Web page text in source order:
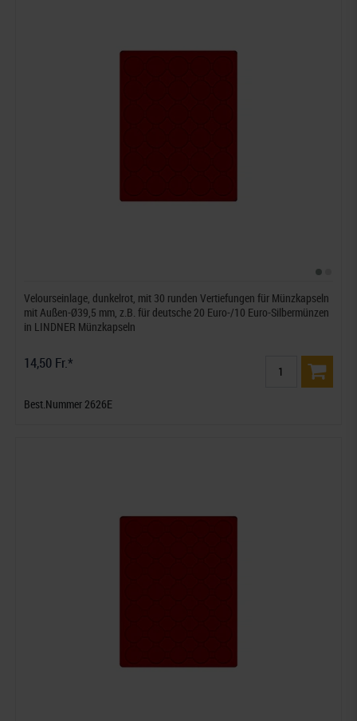
Velourseinlage, dunkelrot, mit 30 runden Vertiefungen für Münzkapseln
mit Außen-Ø39,5 mm, z.B. für deutsche 20 Euro-/10 Euro-Silbermünzen
in LINDNER Münzkapseln
14,50 Fr.*
Best.Nummer 2626E